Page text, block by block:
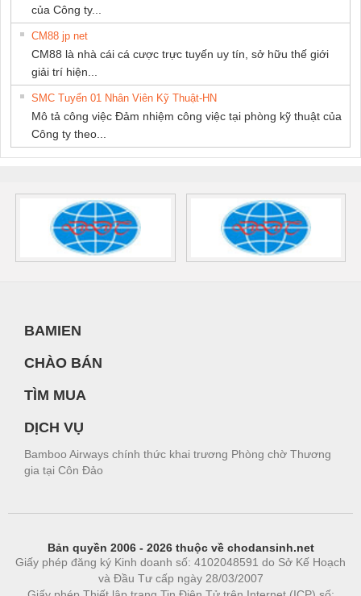
của Công ty...
CM88 jp net
CM88 là nhà cái cá cược trực tuyến uy tín, sở hữu thế giới
giải trí hiện...
SMC Tuyển 01 Nhân Viên Kỹ Thuật-HN
Mô tả công việc Đảm nhiệm công việc tại phòng kỹ thuật của
Công ty theo...
BAMIEN
CHÀO BÁN
TÌM MUA
DỊCH VỤ
Bamboo Airways chính thức khai trương Phòng chờ Thương
gia tại Côn Đảo
Bản quyền 2006 - 2026 thuộc về chodansinh.net
Giấy phép đăng ký Kinh doanh số: 4102048591 do Sở Kế Hoạch
và Đầu Tư cấp ngày 28/03/2007